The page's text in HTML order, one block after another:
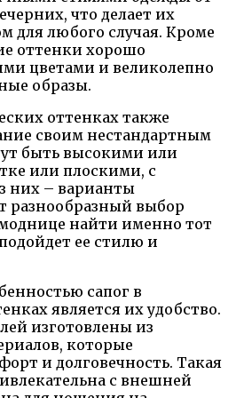
что делает их
для любого случая. Кроме
оттенки хорошо
цветами и великолепно
образы.
оттенках также
своим нестандартным
быть высокими или
или плоскими, с
них – варианты
разнообразный выбор
найти именно тот
ее стилю и
сапог в
является их удобство.
изготовлены из
которые
и долговечность. Такая
с внешней